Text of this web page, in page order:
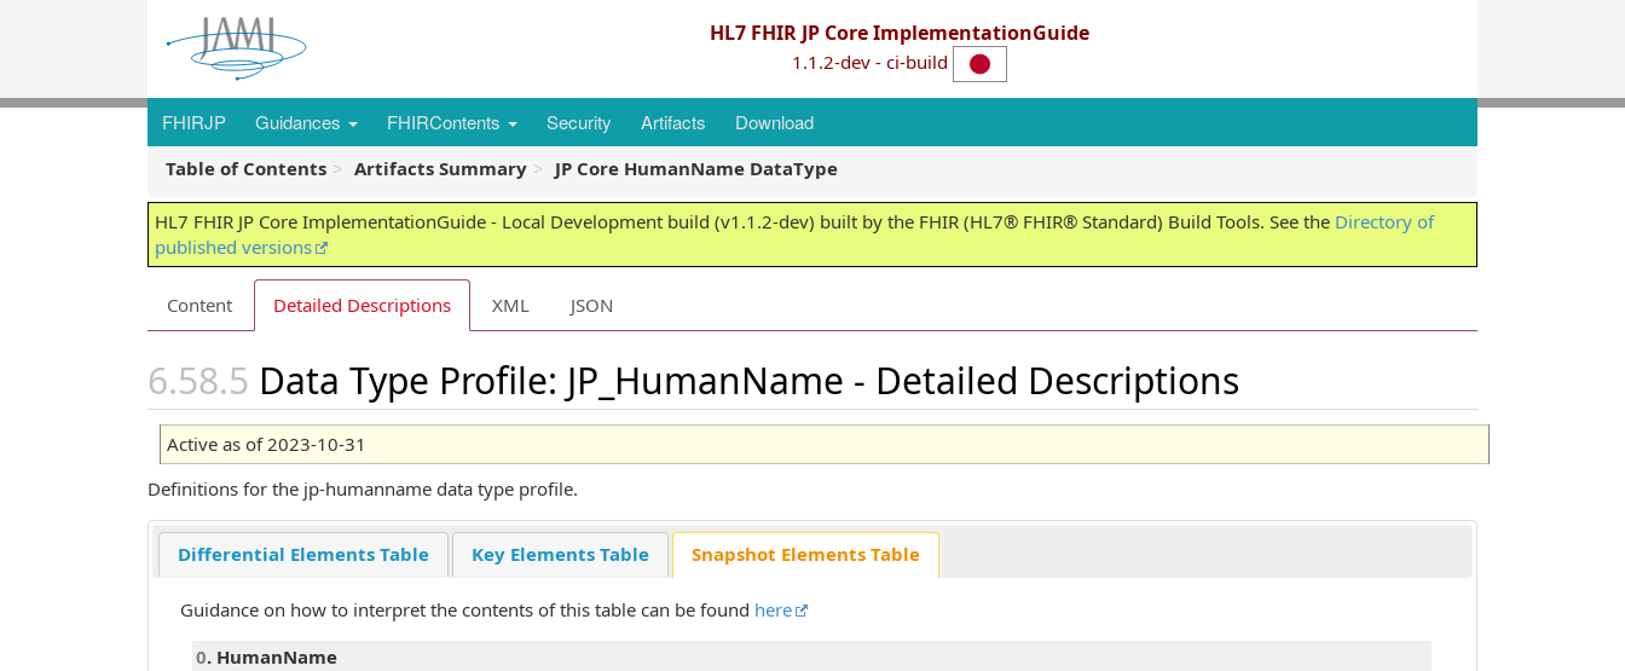
HL7 FHIR JP Core ImplementationGuide
1.1.2-dev - ci-build
FHIRJP Guidances FHIRContents Security Artifacts Download
Table of Contents Artifacts Summary JP Core HumanName DataType
HL7 FHIR JP Core ImplementationGuide - Local Development build (v1.1.2-dev) built by the FHIR (HL7® FHIR® Standard) Build Tools. See the Directory of
published versions
Content Detailed Descriptions XML JSON
Data Type Profile: JP_HumanName - Detailed Descriptions
Active as of 2023-10-31
Definitions for the jp-humanname data type profile.
Differential Elements Table Key Elements Table Snapshot Elements Table
Guidance on how to interpret the contents of this table can be found here
0. HumanName